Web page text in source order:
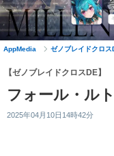
AppMedia ゼノブレイドクロ
【ゼノブレイドクロスDE】
フォール・ル
2025年04月10日14時42分